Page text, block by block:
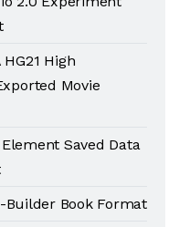
HG21 High
Movie
Element Saved Data
Builder Book Format